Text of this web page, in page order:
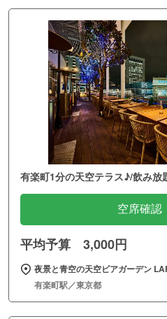
有楽町1分の天空テラス♪/飲み放
空席確認
平均予算 3,000円
夜景と青空の天空ビアガーデン
有楽町駅／東京都